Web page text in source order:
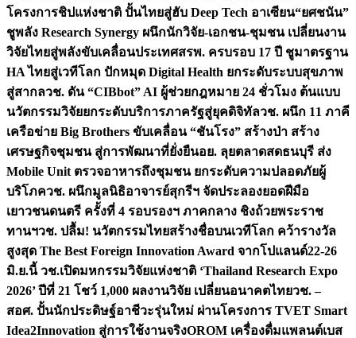
โครงการชิปแห่งชาติ ปั้นไทยสู่ฮับ Deep Tech อาเซียน“ยศชนัน”
ชูพลัง Research Synergy ผนึกนักวิจัย-เอกชน-ชุมชน เปลี่ยนงาน
วิจัยไทยสู่พลังขับเคลื่อนประเทศสรพ. ครบรอบ 17 ปี ชูมาตรฐาน
HA ไทยสู่เวทีโลก ปักหมุด Digital Health ยกระดับระบบสุขภาพ
สู่สากลวช. ดัน “CIBbot” AI ผู้ช่วยกฎหมาย 24 ชั่วโมง ต้นแบบ
นวัตกรรมวิจัยยกระดับบริการภาครัฐสู่ยุคดิจิทัลวช. ผนึก 11 ภาคี
เครือข่าย Big Brothers ขับเคลื่อน “ชันโรง” สร้างป่า สร้าง
เศรษฐกิจชุมชน สู่การพัฒนาที่ยั่งยืนอย. ลุยตลาดสดธนบุรี ส่ง
Mobile Unit ตรวจอาหารถึงชุมชน ยกระดับความปลอดภัยผู้
บริโภควช. ผนึกมูลนิธิอาจารย์สุกรีฯ จัดประลองยอดฝีมือ
เยาวชนดนตรี ครั้งที่ 4 รอบรองฯ ภาคกลาง ชิงถ้วยพระราช
ทานฯวช. ปลื้ม! นวัตกรรมไทยสร้างชื่อบนเวทีโลก คว้ารางวัล
สูงสุด The Best Foreign Innovation Award จากโปแลนด์22-26
มิ.ย.นี้ วช.เปิดมหกรรมวิจัยแห่งชาติ ‘Thailand Research Expo
2026’ ปีที่ 21 โชว์ 1,000 ผลงานวิจัย เปลี่ยนอนาคตไทยวช. –
สอศ. ปั้นนักประดิษฐ์อาชีวะรุ่นใหม่ ผ่านโครงการ TVET Smart
Idea2Innovation สู่การใช้งานจริงOROM เครื่องดื่มแพลนต์เบส